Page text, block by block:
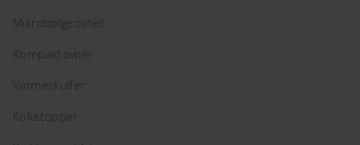
Mikrobølgeovner
Kompaktovner
Varmeskuffer
Koketopper